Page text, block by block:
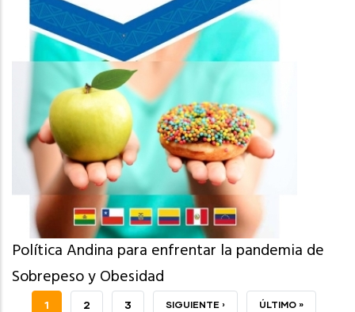
Política Andina para enfrentar la pandemia de
Sobrepeso y Obesidad
PÁGINA
1 PAGE
2 PAGE
3 SIGUIENTE
SIGUIENTE › ÚLTIMA
ÚLTIMO »